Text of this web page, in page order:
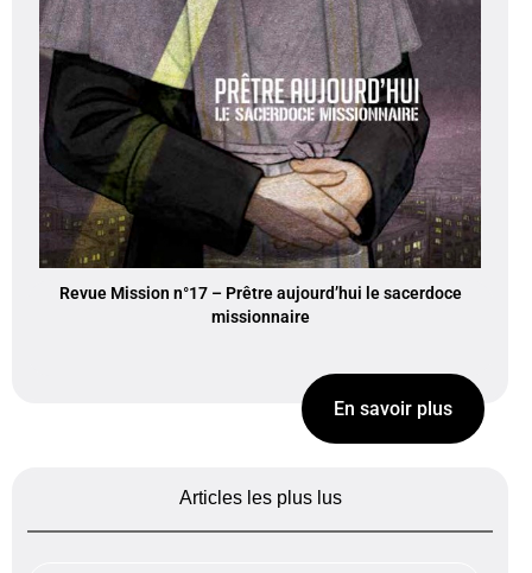
Revue Mission n°17 – Prêtre aujourd’hui le sacerdoce
missionnaire
En savoir plus
Articles les plus lus